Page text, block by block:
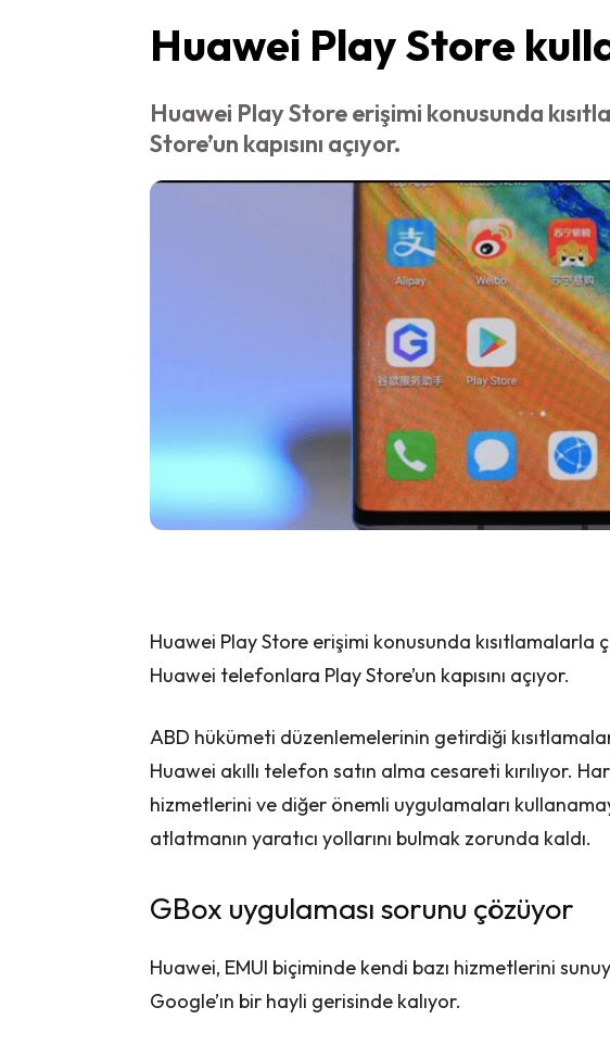
Huawei Play Store
Huawei Play Store erişimi konusunda
Store’un kapısını açıyor.
Huawei Play Store erişimi konusunda kısıtlamalarla
Huawei telefonlara Play Store’un kapısını açıyor.
ABD hükümeti düzenlemelerinin getirdiği
Huawei akıllı telefon satın alma cesareti kırılıyor.
hizmetlerini ve diğer önemli uygulamaları
atlatmanın yaratıcı yollarını bulmak zorunda kaldı.
GBox uygulaması sorunu çözüyor
Huawei, EMUI biçiminde kendi bazı hizmetlerini
Google’ın bir hayli gerisinde kalıyor.